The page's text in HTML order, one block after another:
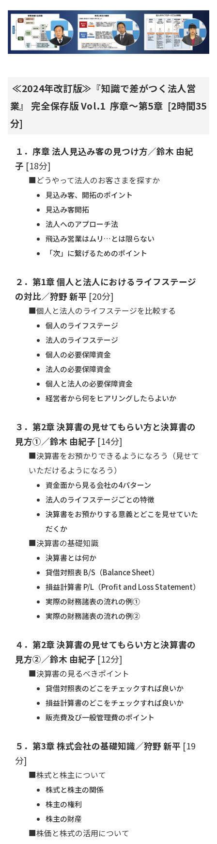
≪2024年改訂版≫『知識で差がつく法人営
業』 完全保存版 Vol.1 序章～第5章 [2時間35
分]
１．序章 法人見込み客の見つけ方／鈴木 由紀
子 [18分]
■どうやって法人のお客さまを探すか
見込み客、開拓のポイント
見込み客開拓
法人へのアプローチ法
飛込み営業はムリ…とは限らない
「次」に繋げるためのポイント
２．第1章 個人と法人におけるライフステージ
の対比／狩野 新平 [20分]
■個人と法人のライフステージを比較する
個人のライフステージ
法人のライフステージ
個人の必要保障資金
法人の必要保障資金
個人と法人の必要保障資金
経営者から何をヒアリングしたらよいか
３．第2章 決算書の見せてもらい方と決算書の
見方①／鈴木 由紀子 [14分]
■決算書をお預かりできるようになろう（見せて
いただけるようになろう）
資金面から見る会社の4パターン
法人のライフステージごとの特徴
決算書をお預かりする意義とどこを見せていた
だくか
■決算書の基礎知識
決算書とは何か
貸借対照表 B/S（Balance Sheet）
損益計算書 P/L（Profit and Loss Statement）
実際の財務諸表の流れの例①
実際の財務諸表の流れの例②
４．第2章 決算書の見せてもらい方と決算書の
見方②／鈴木 由紀子 [12分]
■決算書の見るべきポイント
貸借対照表のどこをチェックすれば良いか
損益計算書のどこをチェックすれば良いか
販売費及び一般管理費のポイント
５．第3章 株式会社の基礎知識／狩野 新平 [19
分]
■株式と株主について
株式と株主の関係
株主の権利
株主の財産
■株価と株式の活用について